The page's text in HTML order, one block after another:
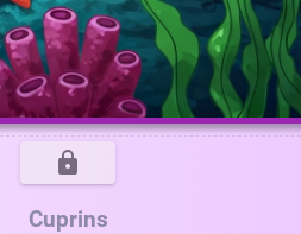
Cuprins